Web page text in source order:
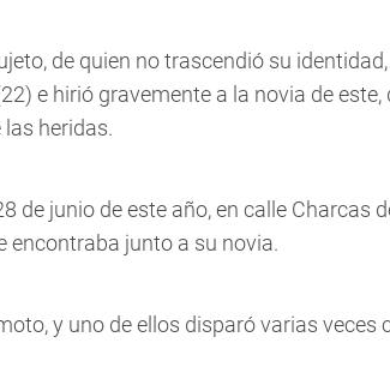
de quien no trascendió su
e hirió gravemente a la novia de este,
heridas.
de junio de este año, en calle Charcas
encontraba junto a su novia.
y uno de ellos disparó varias veces